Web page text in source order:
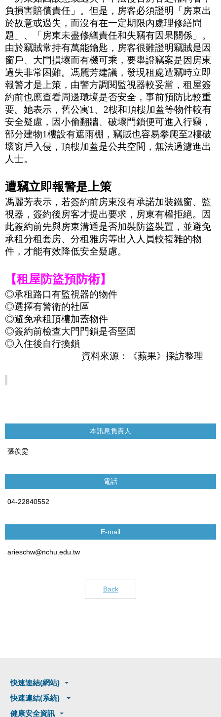
負損害賠償責任」。但是，房客必須證明「房東出
於故意或過失，而沒有在一定期限內處理修繕問
題」、「房東未盡修繕責任和失竊有因果關係」。
由於竊賊常持有萬能鑰匙，房客很難證明竊賊是因
窗戶、大門損壞而有機可乘，要舉證竊案是因房東
過失非常困難。馮麗芳建議，發現租處遭竊時立即
報警才是上策，由警方調閱監視器較妥當，租屋簽
約前也應查看周邊環境是否安全，事前預防比較重
要。她表示，舊公寓1 、 2樓和頂樓加蓋等物件較有
安全疑慮，因小偷翻牆、破壞門鎖便可進入行竊，
部分建物1樓設有遮雨棚，竊賊也容易攀爬至2樓破
壞窗戶入侵，頂樓加蓋是公共空間，無法過濾進出
人士。
遭竊立即報警是上策
馮麗芳表示，若簽約前房東沒有承諾加裝鐵窗、監
視器，簽約後房客才提出要求，房東有權拒絕。因
此簽約前先與房東溝通是否加裝防盜裝置，並避免
承租分租套房、分租雅房等出入人員較複雜的物
件，才能有效降低安全疑慮。
【租屋防盜預防術】
◎承租路口有監視器的物件
◎選擇有警衛的社區
◎避免承租頂樓加蓋物件
◎簽約前檢查大門門鎖是否堅固
◎ 入住後自行換鎖
資料來源：《蘋果》採訪整理
本訊息負責人
張羨雯
電話
04-22840552
E-mail
arieschw@nchu.edu.tw
Back
快速連結(網站)
快速連結(系統)
健康安全資訊